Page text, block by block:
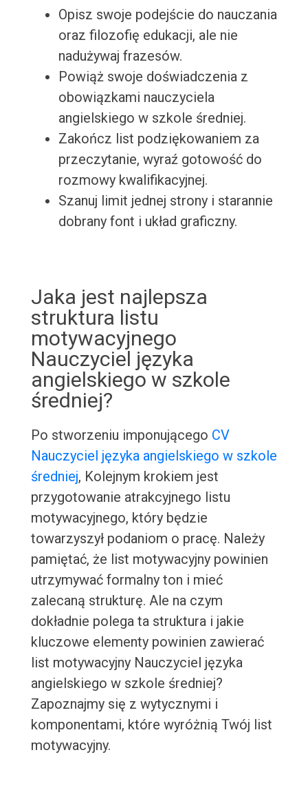
Opisz swoje podejście do nauczania
oraz filozofię edukacji, ale nie
nadużywaj frazesów.
Powiąż swoje doświadczenia z
obowiązkami nauczyciela
angielskiego w szkole średniej.
Zakończ list podziękowaniem za
przeczytanie, wyraź gotowość do
rozmowy kwalifikacyjnej.
Szanuj limit jednej strony i starannie
dobrany font i układ graficzny.
Jaka jest najlepsza
struktura listu
motywacyjnego
Nauczyciel języka
angielskiego w szkole
średniej?
Po stworzeniu imponującego CV
Nauczyciel języka angielskiego w szkole
średniej, Kolejnym krokiem jest
przygotowanie atrakcyjnego listu
motywacyjnego, który będzie
towarzyszył podaniom o pracę. Należy
pamiętać, że list motywacyjny powinien
utrzymywać formalny ton i mieć
zalecaną strukturę. Ale na czym
dokładnie polega ta struktura i jakie
kluczowe elementy powinien zawierać
list motywacyjny Nauczyciel języka
angielskiego w szkole średniej?
Zapoznajmy się z wytycznymi i
komponentami, które wyróżnią Twój list
motywacyjny.